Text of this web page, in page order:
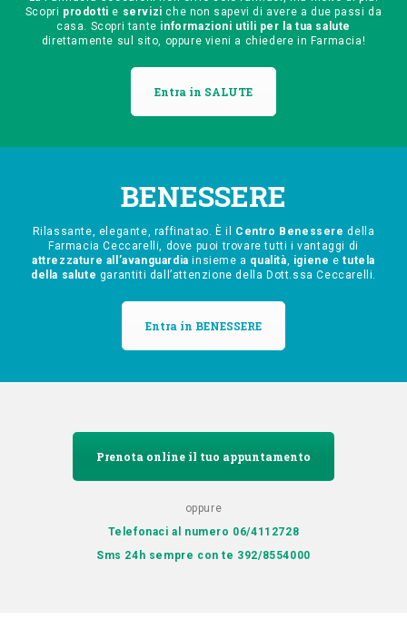
Scopri prodotti e servizi che non sapevi di avere a due passi da
casa. Scopri tante informazioni utili per la tua salute
direttamente sul sito, oppure vieni a chiedere in Farmacia!
Entra in SALUTE
BENESSERE
Rilassante, elegante, raffinatao. È il Centro Benessere della
Farmacia Ceccarelli, dove puoi trovare tutti i vantaggi di
attrezzature all’avanguardia insieme a qualità, igiene etutela
della salute garantiti dall’attenzione della Dott.ssa Ceccarelli.
Entra in BENESSERE
Prenota online il tuo appuntamento
oppure
Telefonaci al numero 06/4112728
Sms 24h sempre con te 392/8554000